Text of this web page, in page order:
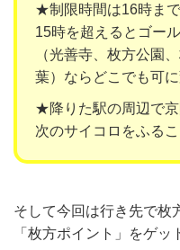
★制限時間は16時まで
15時を超えるとゴー
（光善寺、枚方公園
葉）ならどこでも可
★降りた駅の周辺で京
次のサイコロをふる
そして今回は行き先で枚
「枚方ポイント」をゲッ